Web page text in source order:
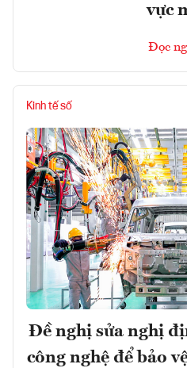
vực
Đọc
Kinh tế số
Đề nghị sửa nghị
công nghệ để bảo